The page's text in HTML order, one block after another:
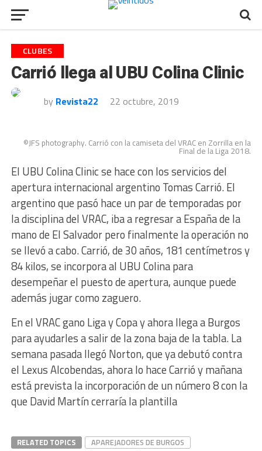
CLUBES
Carrió llega al UBU Colina Clinic
by Revista22 22 octubre, 2019
©JFS photography. Carrió con la camiseta del VRAC en Zorrilla en la
Final de la Liga 2018.
El UBU Colina Clinic se hace con los servicios del
apertura internacional argentino Tomas Carrió. El
argentino que pasó hace un par de temporadas por
la disciplina del VRAC, iba a regresar a España de la
mano de El Salvador pero finalmente la operación no
se llevó a cabo. Carrió, de 30 años, 181 centímetros y
84 kilos, se incorpora al UBU Colina para
desempeñar el puesto de apertura, aunque puede
además jugar como zaguero.
En el VRAC gano Liga y Copa y ahora llega a Burgos
para ayudarles a salir de la zona baja de la tabla. La
semana pasada llegó Norton, que ya debutó contra
el Lexus Alcobendas, ahora lo hace Carrió y mañana
está prevista la incorporación de un número 8 con la
que David Martín cerraría la plantilla
RELATED TOPICS
APAREJADORES DE BURGOS